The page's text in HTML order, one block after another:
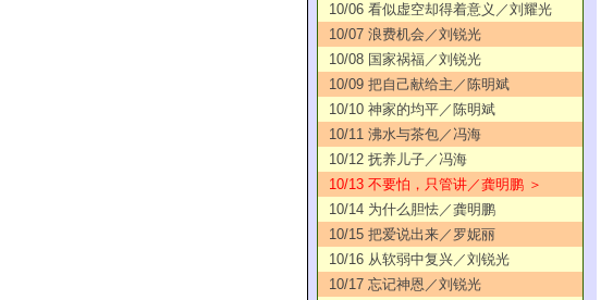
10/06 看似虚空却得着意义／刘耀光
10/07 浪费机会／刘锐光
10/08 国家祸福／刘锐光
10/09 把自己献给主／陈明斌
10/10 神家的均平／陈明斌
10/11 沸水与茶包／冯海
10/12 抚养儿子／冯海
10/13 不要怕，只管讲／龚明鹏 ＞
10/14 为什么胆怯／龚明鹏
10/15 把爱说出来／罗妮丽
10/16 从软弱中复兴／刘锐光
10/17 忘记神恩／刘锐光